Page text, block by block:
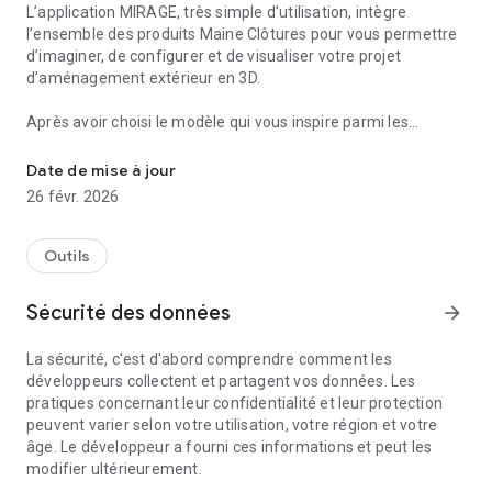
L’application MIRAGE, très simple d’utilisation, intègre
l’ensemble des produits Maine Clôtures pour vous permettre
d’imaginer, de configurer et de visualiser votre projet
d’aménagement extérieur en 3D.
Après avoir choisi le modèle qui vous inspire parmi les
volet, porte de garage), personnalisez (le type d’ouverture, la
couleur, la déco…) et mettez en scène votre projet sur la
produits Maine Clôtures dans un même projet, de le
sauvegarder pour une modification ultérieure, et d’adresser
MIRAGE est un outil précieux d’aide à la décision avant achat !
Portails, portillons, clôtures, garde-corps, volets, portes de
garage, vous pouvez intégrer les produits que vous souhaitez
et ainsi « jouer » avec les modèles, les couleurs pour
harmoniser les différents produits à votre façade, les options
de personnalisation pour arriver à votre idéal et créer un
visuel de votre aménagement extérieur global à partir d’une
Date de mise à jour
26 févr. 2026
Outils
Sécurité des données arrow_forward
La sécurité, c'est d'abord comprendre comment les
développeurs collectent et partagent vos données. Les
pratiques concernant leur confidentialité et leur protection
peuvent varier selon votre utilisation, votre région et votre
âge. Le développeur a fourni ces informations et peut les
modifier ultérieurement.